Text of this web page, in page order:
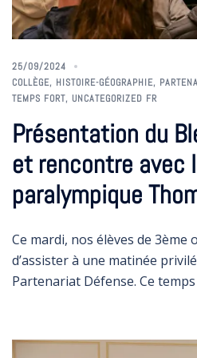
25/09/2024
COLLÈGE, HISTOIRE-GÉOGRAPHIE,
TEMPS FORT, UNCATEGORIZED FR
Présentation du
et rencontre avec
paralympique
Ce mardi, nos élèves de 3ème
d’assister à une matinée
Partenariat Défense. Ce